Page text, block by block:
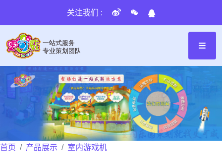
关注我们 :
首页 产品展示 室内游戏机